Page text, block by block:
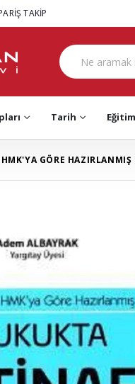
TAKİP
Tarih Eğitim
GÖRE